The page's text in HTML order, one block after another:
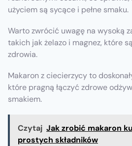
użyciem są sycące i pełne smaku.
Warto zwrócić uwagę na wysoką
takich jak żelazo i magnez, które
zdrowia.
Makaron z ciecierzycy to
które pragną łączyć zdrowe
smakiem.
Czytaj Jak zrobić makaron
prostych składników